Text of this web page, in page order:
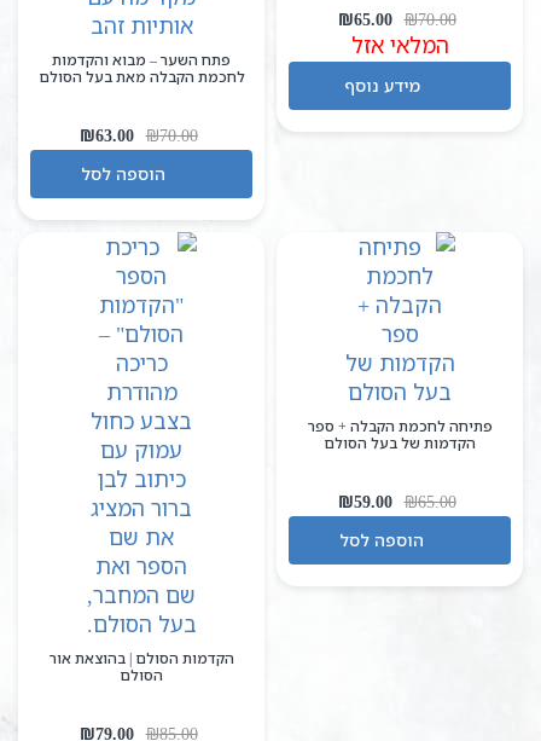
₪70.00
המחיר
המקורי
₪70.00.
₪65.00
₪65.00.
המלאי אזל
מידע נוסף
פתח השער – מבוא והקדמות
לחכמת הקבלה מאת בעל הסולם
₪70.00
המחיר
המקורי
היה:
₪70.00.
₪63.00
הנוכחי
₪63.00.
הוספה לסל
פתיחה לחכמת הקבלה + ספר
הקדמות של בעל הסולם
₪65.00
המחיר
המקורי
היה:
₪65.00.
₪59.00
הנוכחי
₪59.00.
הוספה לסל
הקדמות הסולם | בהוצאת אור
הסולם
₪85.00 המחיר₪79.00